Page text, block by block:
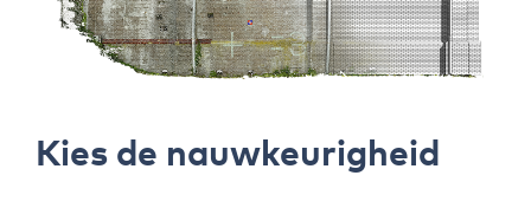
Kies de nauwkeurigheid